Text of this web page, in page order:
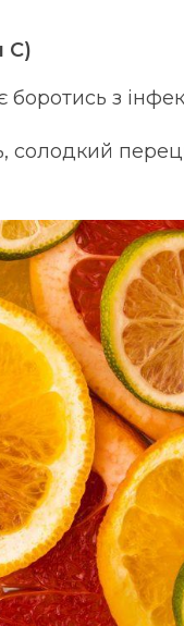
С)
боротись з
солодкий